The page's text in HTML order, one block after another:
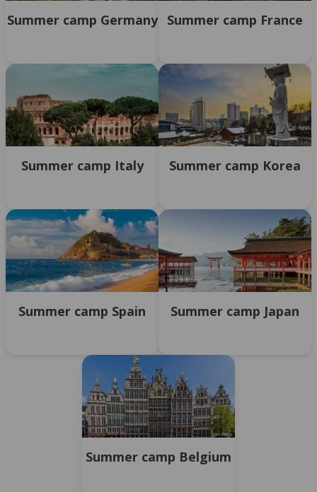
Summer camp Germany Summer camp France
Summer camp Italy Summer camp Korea
Summer camp Spain Summer camp Japan
Summer camp Belgium